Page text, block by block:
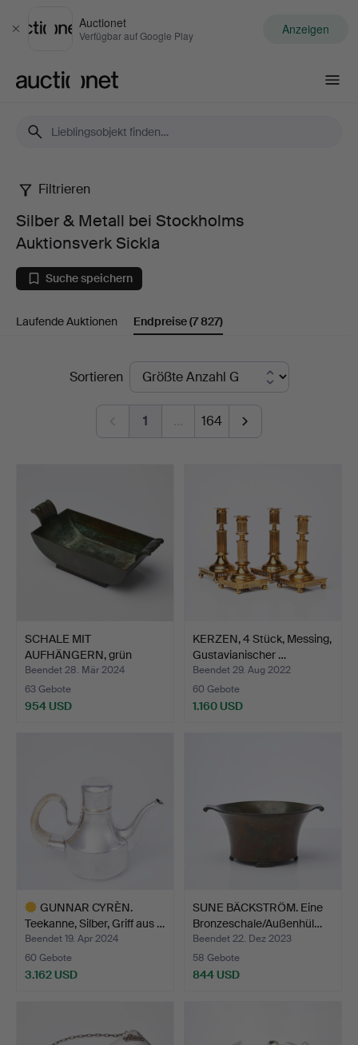
Schließen
Auctionet
Verfügbar auf Google Play Anzeigen
Silber
Metall
bei
Auktionsverk
Filtrieren
Silber & Metall bei Stockholms
Auktionsverk Sickla
Suche speichern
Laufende Auktionen Endpreise(7 827)
EndpreiseSortieren
1 … 164
SCHALE MIT
AUFHÄNGERN, grün
patinierte Bro…
Beendet 28. Mär 2024
63 Gebote
954 USD
KERZEN, 4 Stück, Messing,
Gustavianischer …
Beendet 29. Aug 2022
60 Gebote
1.160 USD
GUNNAR CYRÈN.
Teekanne, Silber, Griff aus …
Beendet 19. Apr 2024
60 Gebote
3.162 USD
SUNE BÄCKSTRÖM. Eine
Bronzeschale/Außenhül…
Beendet 22. Dez 2023
58 Gebote
844 USD